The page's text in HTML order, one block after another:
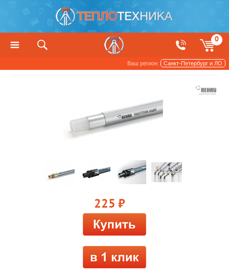
0
Ваш регион: Санкт-Петербург и ЛО
225 руб.